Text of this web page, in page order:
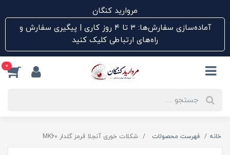
مروارید کنگان
آماده‌سازی سفارش‌ها: ۳ تا ۴ روز کاری | پیگیری سفارش و
راه‌های ارتباطی کلیک کنید
0
خانه فهرست محصولات شکلات خوری آنجلا قرمز گلدار MK60